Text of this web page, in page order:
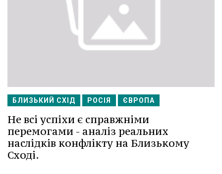
БЛИЗЬКИЙ СХІД РОСІЯ ЄВРОПА
Не всі успіхи є справжніми
перемогами - аналіз реальних
наслідків конфлікту на Близькому
Сході.